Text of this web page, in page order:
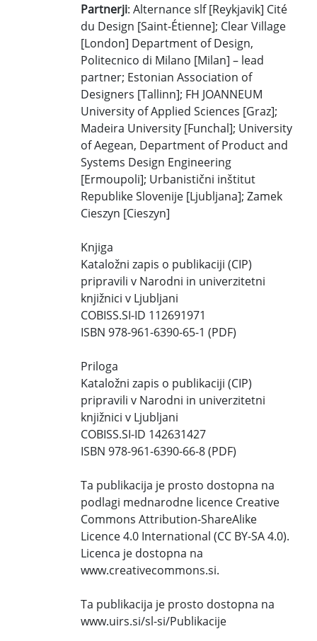
Partnerji: Alternance slf [Reykjavik] Cité
du Design [Saint-Étienne]; Clear Village
[London] Department of Design,
Politecnico di Milano [Milan] – lead
partner; Estonian Association of
Designers [Tallinn]; FH JOANNEUM
University of Applied Sciences [Graz];
Madeira University [Funchal]; University
of Aegean, Department of Product and
Systems Design Engineering
[Ermoupoli]; Urbanistični inštitut
Republike Slovenije [Ljubljana]; Zamek
Cieszyn [Cieszyn]
Knjiga
Kataložni zapis o publikaciji (CIP)
pripravili v Narodni in univerzitetni
knjižnici v Ljubljani
COBISS.SI-ID 112691971
ISBN 978-961-6390-65-1 (PDF)
Priloga
Kataložni zapis o publikaciji (CIP)
pripravili v Narodni in univerzitetni
knjižnici v Ljubljani
COBISS.SI-ID 142631427
ISBN 978-961-6390-66-8 (PDF)
Ta publikacija je prosto dostopna na
podlagi mednarodne licence Creative
Commons Attribution-ShareAlike
Licence 4.0 International (CC BY-SA 4.0).
Licenca je dostopna na
www.creativecommons.si.
Ta publikacija je prosto dostopna na
www.uirs.si/sl-si/Publikacije